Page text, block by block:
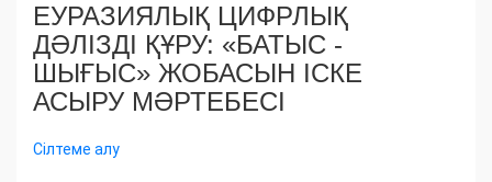
ЕУРАЗИЯЛЫҚ ЦИФРЛЫҚ
ДӘЛІЗДІ ҚҰРУ: «БАТЫС -
ШЫҒЫС» ЖОБАСЫН ІСКЕ
АСЫРУ МӘРТЕБЕСІ
Сілтеме алу